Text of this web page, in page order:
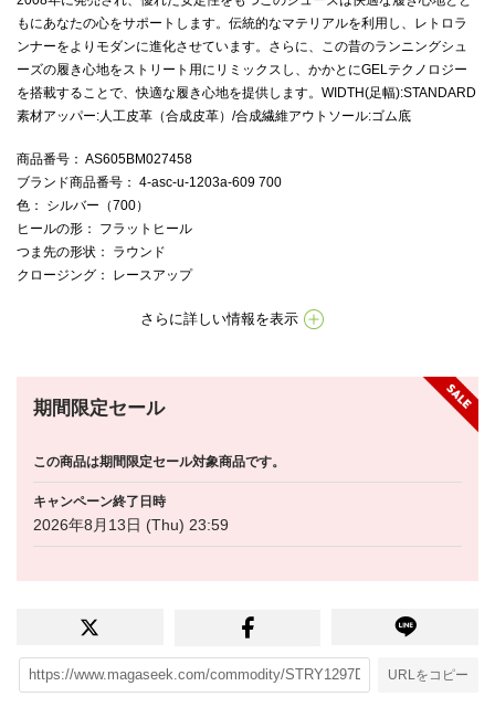
もにあなたの心をサポートします。伝統的なマテリアルを利用し、レトロラ
ンナーをよりモダンに進化させています。さらに、この昔のランニングシュ
ーズの履き心地をストリート用にリミックスし、かかとにGELテクノロジー
を搭載することで、快適な履き心地を提供します。WIDTH(足幅):STANDARD
素材アッパー:人工皮革（合成皮革）/合成繊維アウトソール:ゴム底
商品番号 ： AS605BM027458
ブランド商品番号 ： 4-asc-u-1203a-609 700
色 ： シルバー（700）
ヒールの形 ： フラットヒール
つま先の形状 ： ラウンド
クロージング ： レースアップ
さらに詳しい情報を表示
期間限定セール
この商品は期間限定セール対象商品です。
キャンペーン終了日時
2026年8月13日 (Thu) 23:59
URLをコピー